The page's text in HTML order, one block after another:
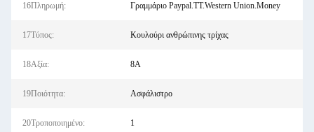
16Πληρωμή: Γραμμάριο Paypal.TT.Western Union.Money
17Τύπος: Κουλούρι ανθρώπινης τρίχας
18Αξία: 8Α
19Ποιότητα: Ασφάλιστρο
20Τροποποιημένο: 1